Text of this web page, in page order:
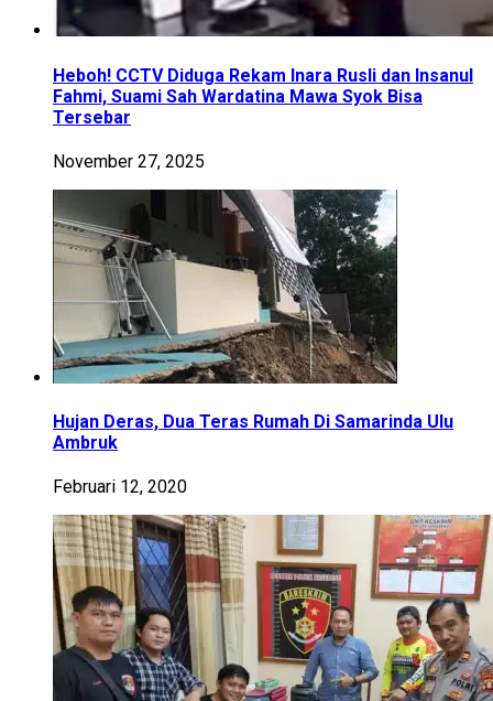
Heboh! CCTV Diduga Rekam Inara Rusli dan Insanul
Fahmi, Suami Sah Wardatina Mawa Syok Bisa
Tersebar
November 27, 2025
Hujan Deras, Dua Teras Rumah Di Samarinda Ulu
Ambruk
Februari 12, 2020